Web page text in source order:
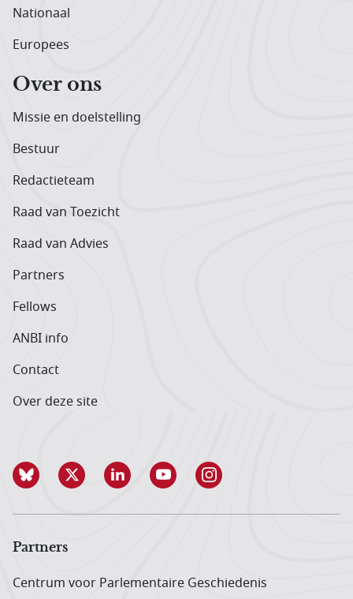
Nationaal
Europees
Over ons
Missie en doelstelling
Bestuur
Redactieteam
Raad van Toezicht
Raad van Advies
Partners
Fellows
ANBI info
Contact
Over deze site
Partners
Centrum voor Parlementaire Geschiedenis